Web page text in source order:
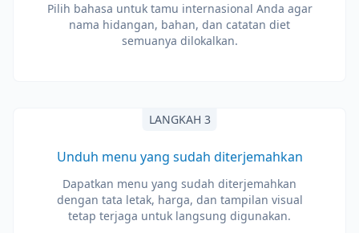
Pilih bahasa untuk tamu internasional Anda agar
nama hidangan, bahan, dan catatan diet
semuanya dilokalkan.
LANGKAH 3
Unduh menu yang sudah diterjemahkan
Dapatkan menu yang sudah diterjemahkan
dengan tata letak, harga, dan tampilan visual
tetap terjaga untuk langsung digunakan.